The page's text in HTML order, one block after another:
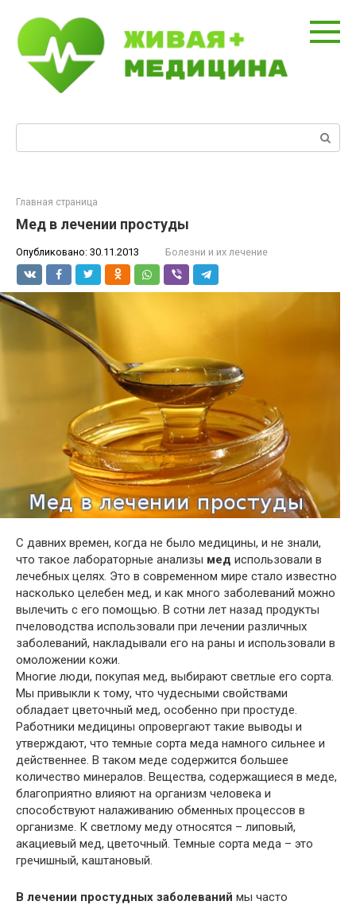
контенту
Главная страница
Мед в лечении простуды
Опубликовано: 30.11.2013 Болезни и их лечение
С давних времен, когда не было медицины, и не знали,
что такое лабораторные анализы мед использовали в
лечебных целях. Это в современном мире стало известно
насколько целебен мед, и как много заболеваний можно
вылечить с его помощью. В сотни лет назад продукты
пчеловодства использовали при лечении различных
заболеваний, накладывали его на раны и использовали в
омоложении кожи.
Многие люди, покупая мед, выбирают светлые его сорта.
Мы привыкли к тому, что чудесными свойствами
обладает цветочный мед, особенно при простуде.
Работники медицины опровергают такие выводы и
утверждают, что темные сорта меда намного сильнее и
действеннее. В таком меде содержится большее
количество минералов. Вещества, содержащиеся в меде,
благоприятно влияют на организм человека и
способствуют налаживанию обменных процессов в
организме. К светлому меду относятся – липовый,
акациевый мед, цветочный. Темные сорта меда – это
гречишный, каштановый.
В лечении простудных заболеваний мы часто